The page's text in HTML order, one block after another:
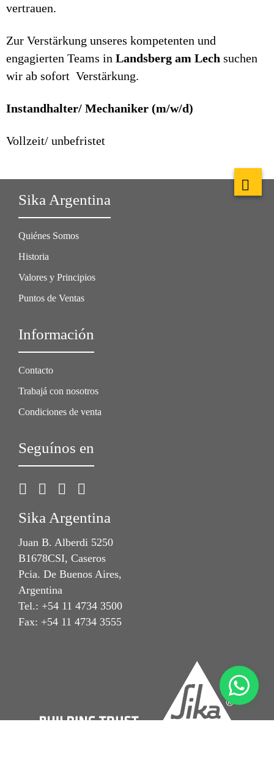
vertrauen.
Zur Verstärkung unseres kompetenten und
engagierten Teams in Landsberg am Lech suchen
wir ab sofort Verstärkung.
Instandhalter/ Mechaniker (m/w/d)
Vollzeit/ unbefristet
Sika Argentina
Quiénes Somos
Historia
Valores y Principios
Puntos de Ventas
Información
Contacto
Trabajá con nosotros
Condiciones de venta
Seguínos en
Sika Argentina
Juan B. Alberdi 5250
B1678CSI, Caseros
Pcia. De Buenos Aires,
Argentina
Tel.: +54 11 4734 3500
Fax: +54 11 4734 3555